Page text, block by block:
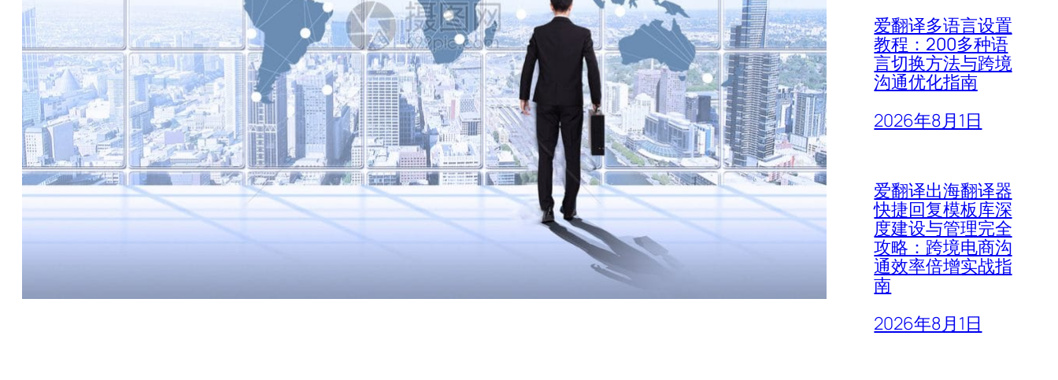
爱翻译多语言设置
教程：200多种语
言切换方法与跨境
沟通优化指南
2026年8月1日
爱翻译出海翻译器
快捷回复模板库深
度建设与管理完全
攻略：跨境电商沟
通效率倍增实战指
南
2026年8月1日